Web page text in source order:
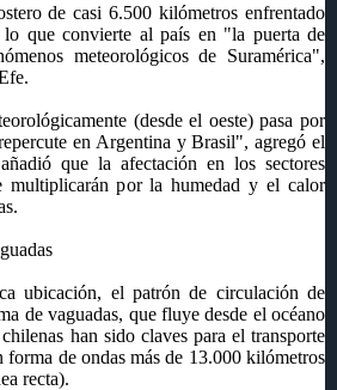
de casi 6.500 kilómetros enfrentado
que convierte al país en "la puerta de
meteorológicos de Suramérica",
(desde el oeste) pasa por
en Argentina y Brasil", agregó el
que la afectación en los sectores
multiplicarán por la humedad y el calor
ubicación, el patrón de circulación de
de vaguadas, que fluye desde el océano
han sido claves para el transporte
de ondas más de 13.000 kilómetros
recta).